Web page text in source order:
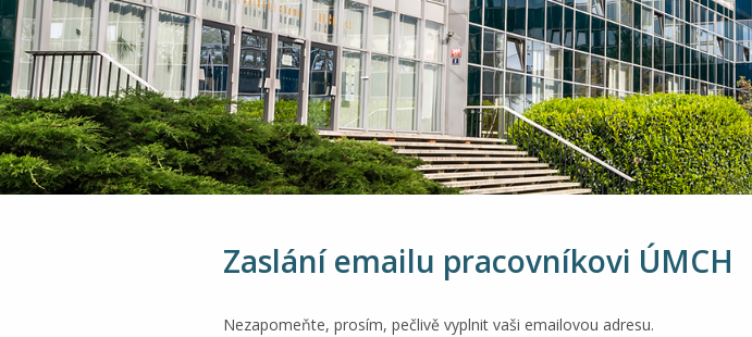
Zaslání emailu pracovníkovi ÚMCH
Nezapomeňte, prosím, pečlivě vyplnit vaši emailovou adresu.